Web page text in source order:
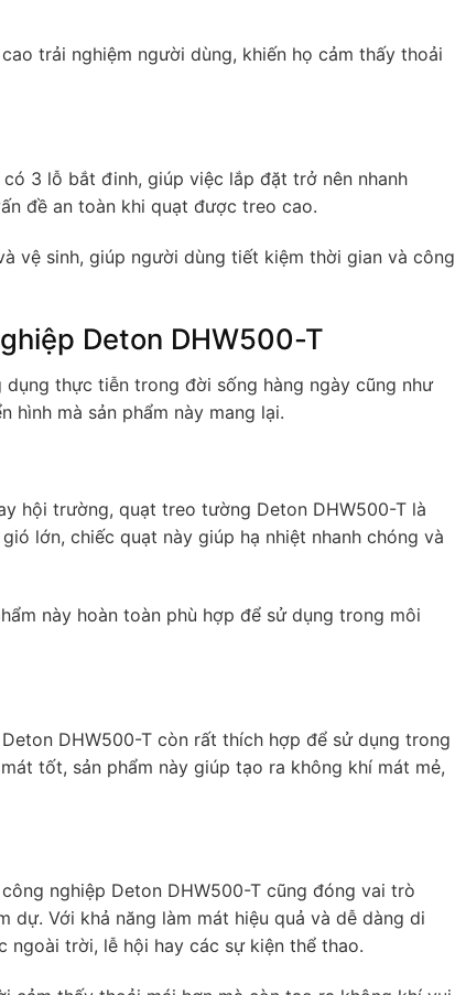
trải nghiệm người dùng, khiến họ cảm thấy thoải
3 lỗ bắt đinh, giúp việc lắp đặt trở nên nhanh
đề an toàn khi quạt được treo cao.
vệ sinh, giúp người dùng tiết kiệm thời gian và công
Deton DHW500-T
thực tiễn trong đời sống hàng ngày cũng như
mà sản phẩm này mang lại.
hội trường, quạt treo tường Deton DHW500-T là
lớn, chiếc quạt này giúp hạ nhiệt nhanh chóng và
này hoàn toàn phù hợp để sử dụng trong môi
DHW500-T còn rất thích hợp để sử dụng trong
tốt, sản phẩm này giúp tạo ra không khí mát mẻ,
nghiệp Deton DHW500-T cũng đóng vai trò
Với khả năng làm mát hiệu quả và dễ dàng di
trời, lễ hội hay các sự kiện thể thao.